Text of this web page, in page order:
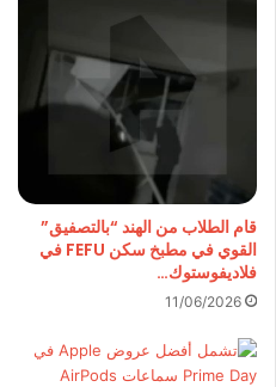
قام الطلاب من الهند “بالتصفيق”
القوي في مطبخ سكن FEFU في
فلاديفوستوك…
11/06/2026